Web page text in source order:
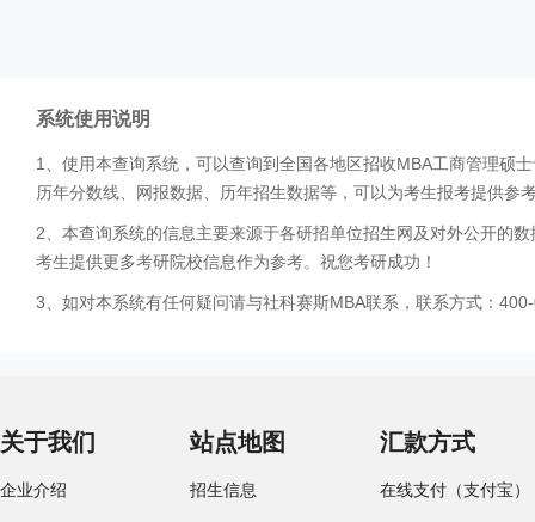
系统使用说明
1、使用本查询系统，可以查询到全国各地区招收MBA工商管理硕
历年分数线、网报数据、历年招生数据等，可以为考生报考提供参
2、本查询系统的信息主要来源于各研招单位招生网及对外公开的
考生提供更多考研院校信息作为参考。祝您考研成功！
3、如对本系统有任何疑问请与社科赛斯MBA联系，联系方式：
关于我们
企业介绍
站点地图
招生信息
汇款方式
在线支付（支付宝）